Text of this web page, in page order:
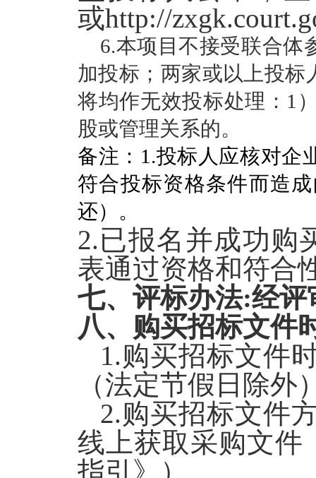
或http://
6.本项目不接受联合体
加投标；两家或以上投
将均作无效投标处理：1
股或管理关系的。
备注： 1.投标人应核对企
符合投标资格条件而造
还）。
2.已报名并成功购
表通过资格和符合
七、 评标办法:经评
八、购买招标文件
1.购买招标文件
（法定节假日除外
2.购买招标文件
线上获取采购文件
指引》）